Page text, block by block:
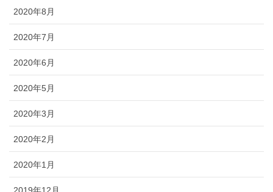
2020年8月
2020年7月
2020年6月
2020年5月
2020年3月
2020年2月
2020年1月